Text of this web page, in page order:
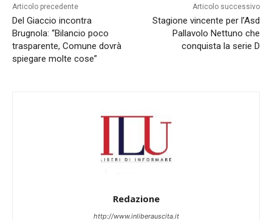
Articolo precedente
Del Giaccio incontra
Brugnola: “Bilancio poco
trasparente, Comune dovrà
spiegare molte cose”
Articolo successivo
Stagione vincente per l’Asd
Pallavolo Nettuno che
conquista la serie D
Redazione
http://www.inliberauscita.it